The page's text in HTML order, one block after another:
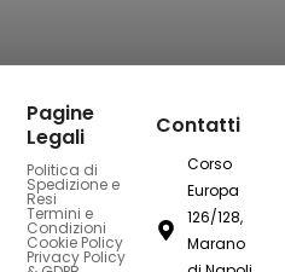
Pagine
Legali
Politica di
Spedizione e
Resi
Termini e
Condizioni
Cookie Policy
Privacy Policy
Contatti
Corso
Europa
126/128,
Marano